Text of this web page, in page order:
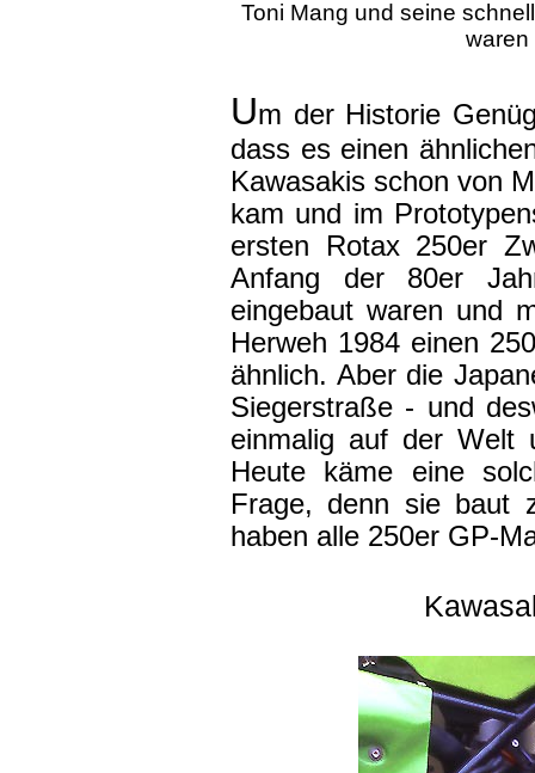
Toni Mang und seine
waren
Um der Historie
dass es einen
Kawasakis schon von
kam und im
ersten Rotax 250er
Anfang der 80er
eingebaut waren und
Herweh 1984 einen
ähnlich. Aber die
Siegerstraße - und
einmalig auf der Welt
Heute käme eine
Frage, denn sie baut
haben alle 250er GP-